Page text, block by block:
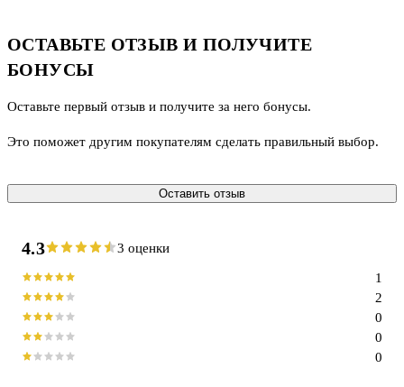
ОСТАВЬТЕ ОТЗЫВ И ПОЛУЧИТЕ
БОНУСЫ
Оставьте первый отзыв и получите за него бонусы.
Это поможет другим покупателям сделать правильный выбор.
Оставить отзыв
4.3 3 оценки
0
0
0
2
1